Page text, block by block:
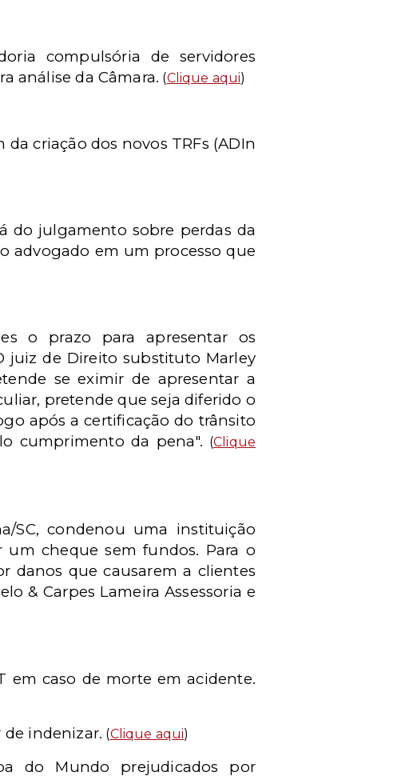
compulsória de servidores
análise da Câmara. (Clique aqui)
criação dos novos TRFs (ADIn
do julgamento sobre perdas da
advogado em um processo que
o prazo para apresentar os
juiz de Direito substituto Marley
se eximir de apresentar a
pretende que seja diferido o
após a certificação do trânsito
cumprimento da pena". (Clique
SC, condenou uma instituição
um cheque sem fundos. Para o
danos que causarem a clientes
& Carpes Lameira Assessoria e
em caso de morte em acidente.
de indenizar. (Clique aqui)
do Mundo prejudicados por